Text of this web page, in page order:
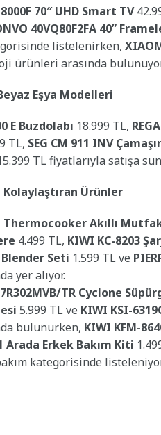
70″ UHD Smart TV
40VQ80F2FA 40”
listelenirken,
ürünleri arasında
Eşya Modelleri
E Buzdolabı 18.999 TL,
TL, SEG CM 911 INV
TL fiyatlarıyla satışa
Kolaylaştıran Ürünler
Thermocooker Akıllı
4.499 TL, KIWI KC-8203
Seti 1.599 TL ve
yer alıyor.
TR Cyclone
5.999 TL ve KIWI KSI-
bulunurken, KIWI KFM-
1 Arada Erkek Bakım Kiti
kategorisinde